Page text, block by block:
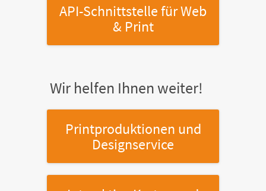
API-Schnittstellefür Web
& Print
Wir helfen Ihnen weiter!
Printproduktionen und
Designservice